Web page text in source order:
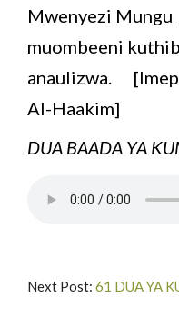
Mwenyezi Mungu
muombeeni
anaulizwa.
Al-Haakim]
DUA BAADA YA
Next Post: 61 DUA YA